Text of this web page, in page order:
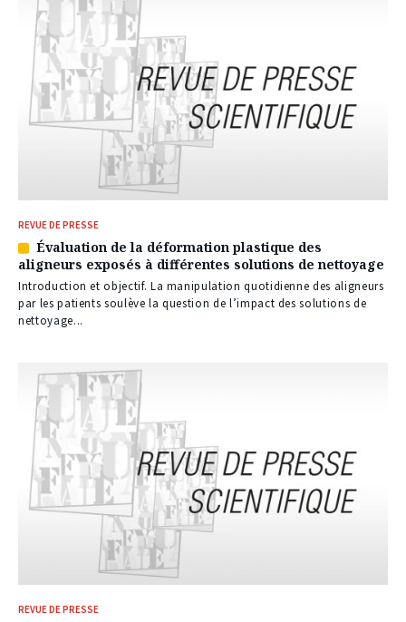
REVUE DE PRESSE
Article
réservé
à
nos
abonnés
Évaluation de la déformation plastique des
aligneurs exposés à différentes solutions de nettoyage
Introduction et objectif. La manipulation quotidienne des aligneurs
par les patients soulève la question de l’impact des solutions de
nettoyage...
REVUE DE PRESSE